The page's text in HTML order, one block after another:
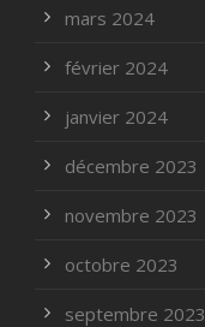
mars 2024
février 2024
janvier 2024
décembre 2023
novembre 2023
octobre 2023
septembre 2023